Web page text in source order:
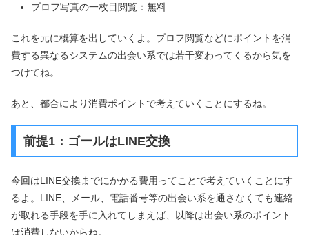
プロフ写真の一枚目閲覧：無料
これを元に概算を出していくよ。プロフ閲覧などにポイントを消
費する異なるシステムの出会い系では若干変わってくるから気を
つけてね。
あと、都合により消費ポイントで考えていくことにするね。
前提1：ゴールはLINE交換
今回はLINE交換までにかかる費用ってことで考えていくことにす
るよ。LINE、メール、電話番号等の出会い系を通さなくても連絡
が取れる手段を手に入れてしまえば、以降は出会い系のポイント
は消費しないからね。